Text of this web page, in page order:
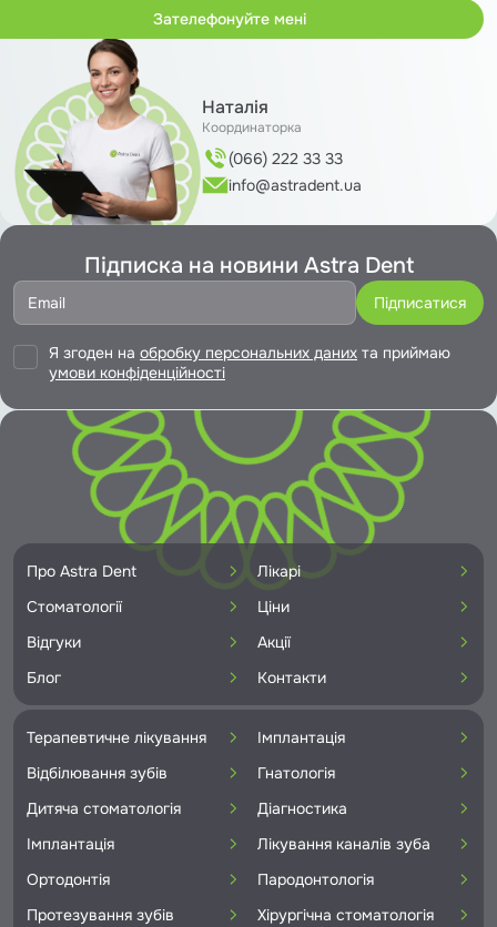
Наталія
Координаторка
(066) 222 33 33
info@astradent.ua
Підписка на новини Astra Dent
Я згоден на обробку персональних даних та приймаю
умови конфіденційності
Про Astra Dent
Лікарі
Стоматології
Ціни
Відгуки
Акції
Блог
Контакти
Терапевтичне лікування
Імплантація
Відбілювання зубів
Гнатологія
Дитяча стоматологія
Діагностика
Імплантація
Лікування каналів зуба
Ортодонтія
Пародонтологія
Протезування зубів
Хірургічна стоматологія